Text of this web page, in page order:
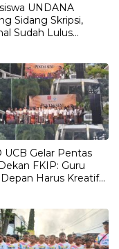
UNDANA
Sidang Skripsi,
Sudah Lulus
UCB Gelar Pentas
FKIP: Guru
Harus Kreatif